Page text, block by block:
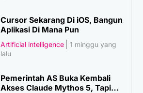
Cursor Sekarang Di iOS, Bangun
Aplikasi Di Mana Pun
Artificial intelligence
1 minggu yang
lalu
Pemerintah AS Buka Kembali
Akses Claude Mythos 5, Tapi…